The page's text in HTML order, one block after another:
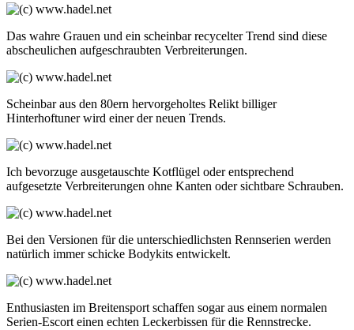
Das wahre Grauen und ein scheinbar recycelter Trend sind diese
abscheulichen aufgeschraubten Verbreiterungen.
Scheinbar aus den 80ern hervorgeholtes Relikt billiger
Hinterhoftuner wird einer der neuen Trends.
Ich bevorzuge ausgetauschte Kotflügel oder entsprechend
aufgesetzte Verbreiterungen ohne Kanten oder sichtbare Schrauben.
Bei den Versionen für die unterschiedlichsten Rennserien werden
natürlich immer schicke Bodykits entwickelt.
Enthusiasten im Breitensport schaffen sogar aus einem normalen
Serien-Escort einen echten Leckerbissen für die Rennstrecke.